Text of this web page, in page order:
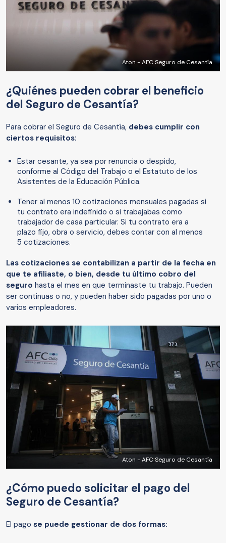
Aton - AFC Seguro de Cesantía
¿Quiénes pueden cobrar el beneficio
del Seguro de Cesantía?
Para cobrar el Seguro de Cesantía, debes cumplir con
ciertos requisitos:
Estar cesante, ya sea por renuncia o despido,
conforme al Código del Trabajo o el Estatuto de los
Asistentes de la Educación Pública.
Tener al menos 10 cotizaciones mensuales pagadas si
tu contrato era indefinido o si trabajabas como
trabajador de casa particular. Si tu contrato era a
plazo fijo, obra o servicio, debes contar con al menos
5 cotizaciones.
Las cotizaciones se contabilizan a partir de la fecha en
que te afiliaste, o bien, desde tu último cobro del
seguro hasta el mes en que terminaste tu trabajo. Pueden
ser continuas o no, y pueden haber sido pagadas por uno o
varios empleadores.
Aton - AFC Seguro de Cesantía
¿Cómo puedo solicitar el pago del
Seguro de Cesantía?
El pago se puede gestionar de dos formas: